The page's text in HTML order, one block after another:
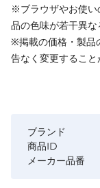
※ブラウザやお使い
品の色味が若干異な
※掲載の価格・製品
告なく変更すること
ブランド
商品ID
メーカー品番